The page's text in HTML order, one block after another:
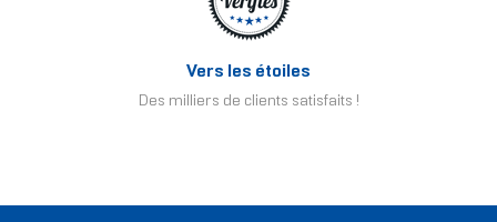
Vers les étoiles
Des milliers de clients satisfaits !